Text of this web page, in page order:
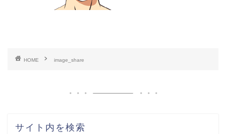
HOME image_share
サイト内を検索